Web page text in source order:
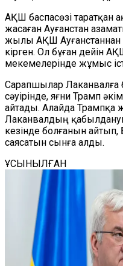
АҚШ баспасөзі таратқан
жасаған Ауғанстан
жылы АҚШ Ауғанстаннан
кірген. Ол бұған дейін
мекемелерінде жұмыс
Сарапшылар
сәуірінде, яғни Трамп
айтады. Алайда Трампқа
Лаканвалдың
кезінде болғанын айтып,
саясатын сынға алды.
ҰСЫНЫЛҒАН